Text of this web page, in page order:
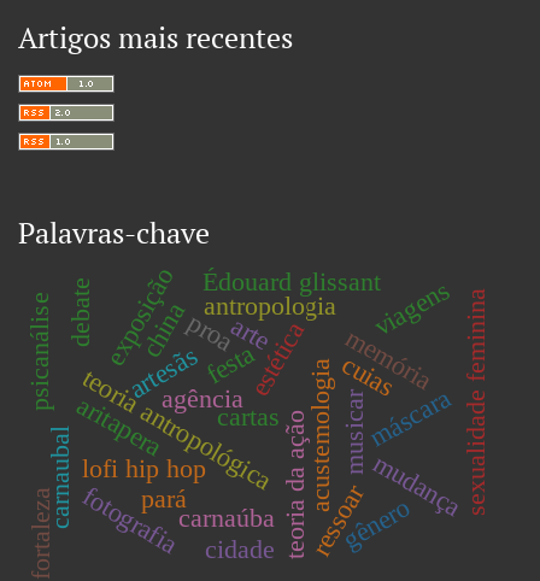
Artigos mais recentes
Palavras-chave
estética
agência
teoria antropológica
arte
teoria da ação musicar
acustemologia
ressoar
lofi hip hop
carnaubal carnaúba
máscara
festa memória
mudança
fotografia
proa
antropologia
pará
cuias
artesãs
aritapera
exposição
psicanálise
gênero
sexualidade feminina
cartas
Édouard glissantviagens
fortaleza
debate china
cidade